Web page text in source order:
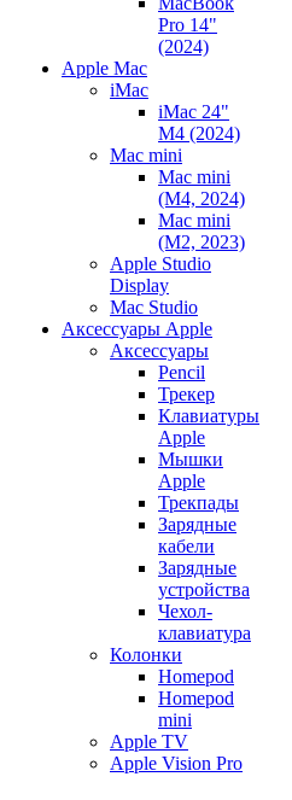
Pro 14"
(2024)
Apple Mac
iMac
iMac 24"
M4 (2024)
Mac mini
Mac mini
(M4, 2024)
Mac mini
(M2, 2023)
Apple Studio
Display
Mac Studio
Аксессуары Apple
Аксессуары
Pencil
Трекер
Клавиатуры
Apple
Мышки
Apple
Трекпады
Зарядные
кабели
Зарядные
устройства
Чехол-
клавиатура
Колонки
Homepod
Homepod
mini
Apple TV
Apple Vision Pro